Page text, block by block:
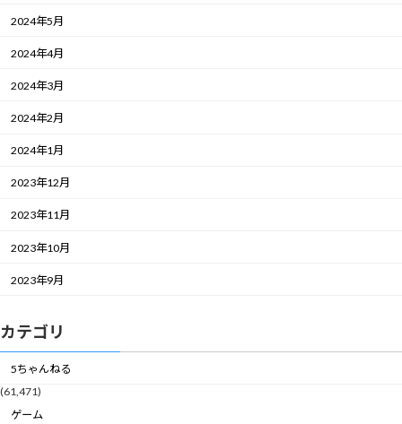
2024年5月
2024年4月
2024年3月
2024年2月
2024年1月
2023年12月
2023年11月
2023年10月
2023年9月
カテゴリ
5ちゃんねる
(61,471)
ゲーム